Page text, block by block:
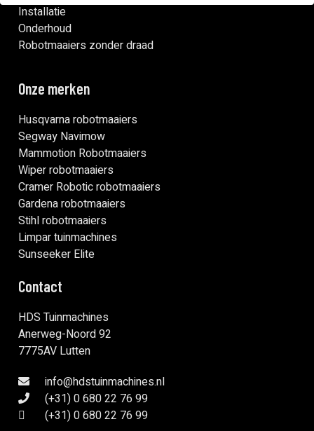
Installatie
Onderhoud
Robotmaaiers zonder draad
Onze merken
Husqvarna robotmaaiers
Segway Navimow
Mammotion Robotmaaiers
Wiper robotmaaiers
Cramer Robotic robotmaaiers
Gardena robotmaaiers
Stihl robotmaaiers
Limpar tuinmachines
Sunseeker Elite
Contact
HDS Tuinmachines
Anerweg-Noord 92
7775AV Lutten
info@hdstuinmachines.nl
(+31) 0 680 22 76 99
(+31) 0 680 22 76 99